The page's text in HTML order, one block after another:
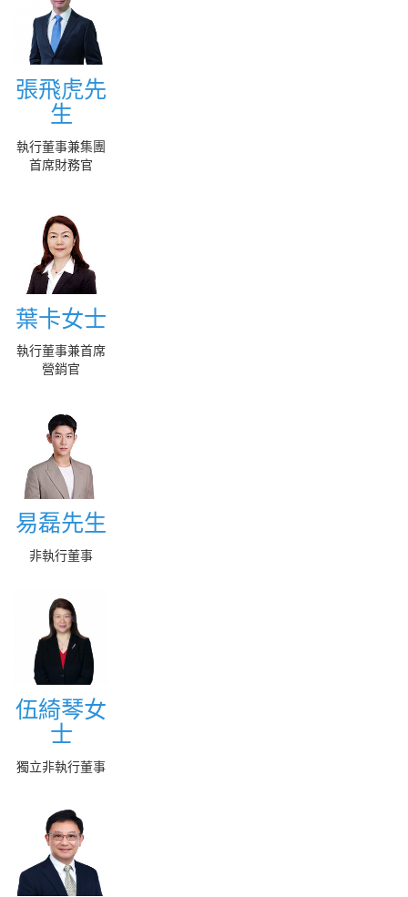
張飛虎先
生
More
張飛虎先
生
執行董事兼集團
首席財務官
葉卡女士
More
葉卡女士
執行董事兼首席
營銷官
易磊先生
More
易磊先生
非執行董事
伍綺琴女
士
More
伍綺琴女
士
獨立非執行董事